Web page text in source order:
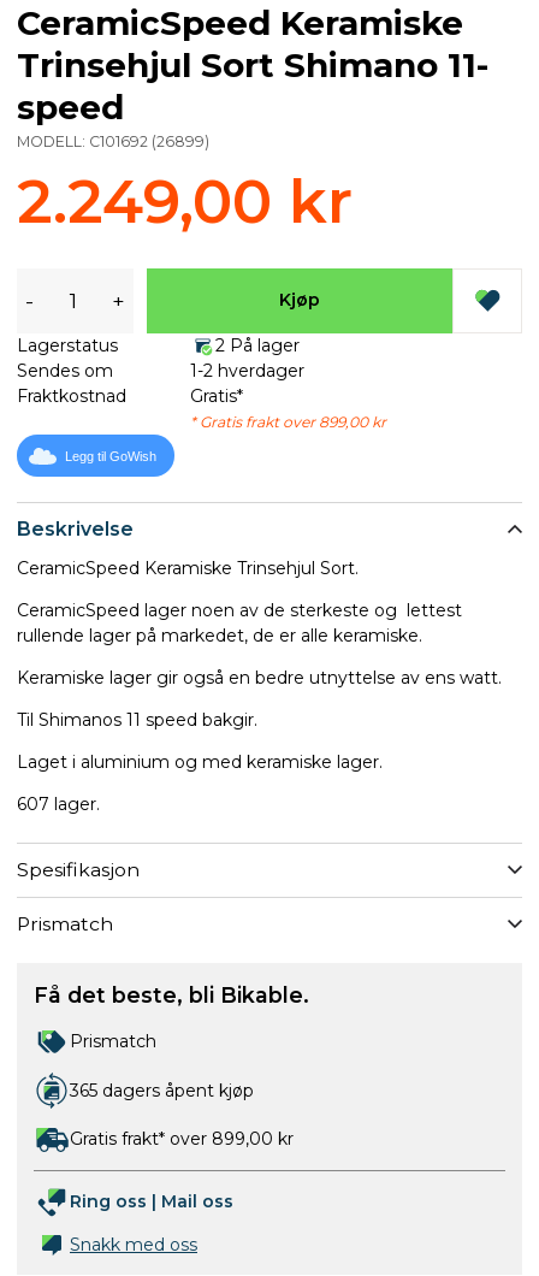
Beskrivelse
CeramicSpeed Keramiske Trinsehjul Sort.
CeramicSpeed lager noen av de sterkeste og lettest
rullende lager på markedet, de er alle keramiske.
Keramiske lager gir også en bedre utnyttelse av ens watt.
Til Shimanos 11 speed bakgir.
Laget i aluminium og med keramiske lager.
607 lager.
Spesifikasjon
Prismatch
CeramicSpeed Keramiske
Trinsehjul Sort Shimano 11-
speed
MODELL: C101692 (26899)
2.249,00 kr
- + Kjøp
Lagerstatus
2 På lager
Sendes om
1-2 hverdager
Fraktkostnad
Gratis*
* Gratis frakt over 899,00 kr
Legg til GoWish
Få det beste, bli Bikable.
Prismatch
365 dagers åpent kjøp
Gratis frakt* over 899,00 kr
Ring oss | Mail oss
Snakk med oss